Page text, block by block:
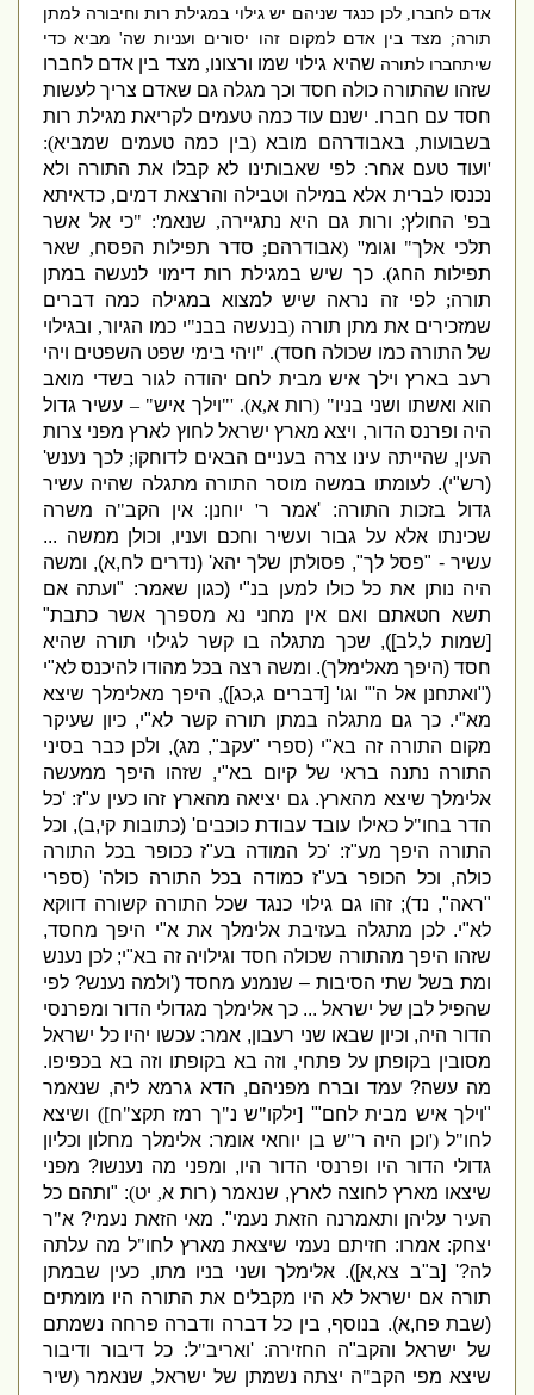
אדם לחברו,לכן כנגד שניהם יש גילוי במגילת רות וחיבורה למתן
תורה;מצד בין אדם למקום זהו יסורים ועניות שה'מביא כדי
שיתחברו לתורהשהיא גילוי שמו ורצונו,מצד בין אדם לחברו
שזהו שהתורה כולה חסד וכך מגלה גם שאדם צריך לעשות
חסד עם חברו.ישנם עוד כמה טעמים לקריאת מגילת רות
בשבועות,באבודרהם מובא(בין כמה טעמים שמביא):
ועוד טעם אחר:לפי שאבותינו לא קבלו את התורה ולא
נכנסו לברית אלא במילה וטבילה והרצאת דמים,כדאיתא
בפ'החולץ;ורות גם היא נתגיירה,שנאמ': " כי אל אשר
תלכי אלך"וגומ'' (אבודרהם;סדר תפילות הפסח,שאר
תפילות החג).כך שיש במגילת רות דימוי לנעשה במתן
תורה;לפי זה נראה שיש למצוא במגילה כמה דברים
שמזכירים את מתן תורה(בנעשה בבנ"י כמו הגיור,ובגילוי
של התורה כמו שכולה חסד). "ויהי בימי שפט השפטים ויהי
רעב בארץ וילך איש מבית לחם יהודה לגור בשדי מואב
הוא ואשתו ושני בניו" (רות א, א). '" וילך איש" – עשיר גדול
היה ופרנס הדור,ויצא מארץ ישראל לחוץ לארץ מפני צרות
העין,שהייתה עינו צרה בעניים הבאים לדוחקו; לכך נענש'
רש"י).לעומתו במשה מוסר התורה מתגלה שהיה עשיר
גדול בזכות התורה: 'אמר ר 'יוחנן:אין הקב"ה משרה
שכינתו אלא על גבור ועשיר וחכם ועניו,וכולן ממשה...
עשיר- "פסל לך",פסולתן שלך יהא' (נדרים לח,א),ומשה
היה נותן את כל כולו למען בנ "י(כגון שאמר: "ועתה אם
תשא חטאתם ואם אין מחני נא מספרך אשר כתבת"
שמות ל לב]),שכך מתגלה בו קשר לגילוי תורה שהיא
חסד(היפך מאלימלך).ומשה רצה בכל מהודו להיכנס לא"י
ואתחנן אל ה '"וגו ' [דברים ג, כג]),היפך מאלימלך שיצא
מא"י.כך גם מתגלה במתן תורה קשר לא"י,כיון שעיקר
מקום התורה זה בא"י(ספרי"עקב",מג),ולכן כבר בסיני
התורה נתנה בראי של קיום בא"י,שזהו היפך ממעשה
אלימלך שיצא מהארץ.גם יציאה מהארץ זהו כעין ע ז: 'כל
הדר בחו"ל כאילו עובד עבודת כוכבים' (כתובות קי ,ב),וכל
התורה היפך מע"ז: 'כל המודה בע"ז ככופר בכל התורה
כולה,וכל הכופר בע"ז כמודה בכל התורה כולה' (ספרי
ראה",נד );זהו גם גילוי כנגד שכל התורה קשורה דווקא
לא"י.לכן מתגלה בעזיבת אלימלך את א "י היפך מחסד,
שזהו היפך מהתורה שכולה חסד וגילויה זה בא"י;לכן נענש
ומת בשל שתי הסיבות – שנמנע מחסד('ולמה נענש?לפי
שהפיל לבן של ישראל...כך אלימלך מגדולי הדור ומפרנסי
הדור היה,וכיון שבאו שני רעבון,אמר:עכשו יהיו כל ישראל
מסובין בקופתן על פתחי,וזה בא בקופתו וזה בא בכפיפו.
מה עשה?עמד וברח מפניהם,הדא גרמא ליה,שנאמר
וילך איש מבית לחם"'
[ילקו"ש נ" ך רמז תקצ"ח])ושיצא
לחו"ל('וכן היה ר ש בן יוחאי אומר:אלימלך מחלון וכליון
גדולי הדור היו ופרנסי הדור היו,ומפני מה נענשו?מפני
שיצאו מארץ לחוצה לארץ,שנאמר(רות א,יט )
: "ותהם כל
העיר עליהן ותאמרנה הזאת נעמי".מאי הזאת נעמי?א "ר
יצחק:אמרו:חזיתם נעמי שיצאת מארץ לחו"ל מה עלתה
לה?' [ב "ב צא,א]).אלימלך ושני בניו מתו,כעין שבמתן
תורה אם ישראל לא היו מקבלים את התורה היו מומתים
שבת פח,א).בנוסף,בין כל דברה ודברה פרחה נשמתם
של ישראל והקב"ה החזירה: 'ואריב"ל:כל דיבור ודיבור
שיצא מפי הקב"ה יצתה נשמתן של ישראל,שנאמר(שיר